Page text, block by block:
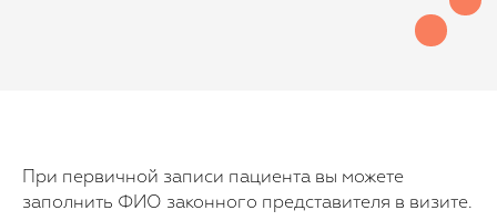
При первичной записи пациента вы можете
заполнить ФИО законного представителя в визите.